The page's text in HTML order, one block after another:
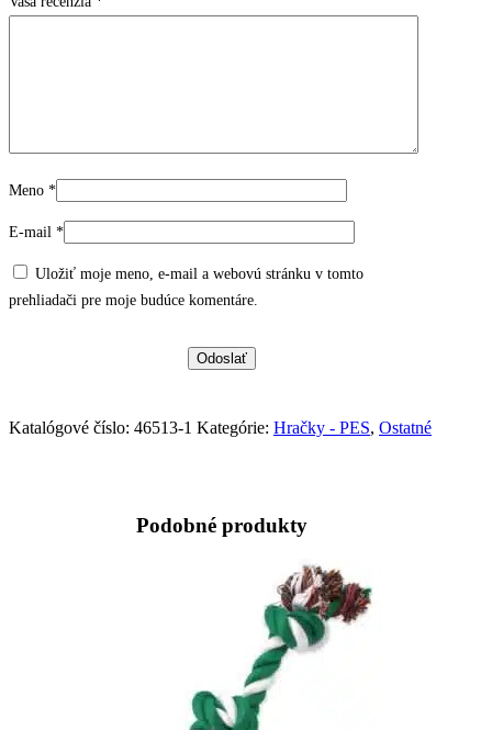
Meno *
E-mail *
Uložiť moje meno, e-mail a webovú stránku v tomto
prehliadači pre moje budúce komentáre.
Katalógové číslo: 46513-1 Kategórie: Hračky - PES, Ostatné
Podobné produkty